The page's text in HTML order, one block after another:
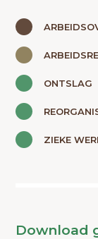
ONTSLAG
ZIEKE
Download